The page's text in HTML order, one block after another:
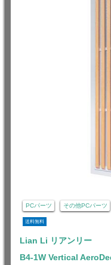
PCパーツ その他PCパーツ
送料無料
Lian Li リアンリー
B4-1W Vertical